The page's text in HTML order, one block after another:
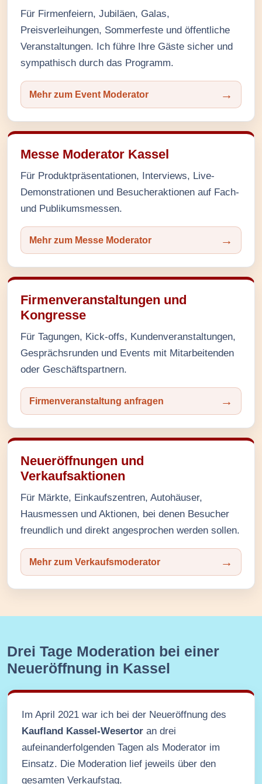
Für Firmenfeiern, Jubiläen, Galas,
Preisverleihungen, Sommerfeste und öffentliche
Veranstaltungen. Ich führe Ihre Gäste sicher und
sympathisch durch das Programm.
Mehr zum Event Moderator
Messe Moderator Kassel
Für Produktpräsentationen, Interviews, Live-
Demonstrationen und Besucheraktionen auf Fach-
und Publikumsmessen.
Mehr zum Messe Moderator
Firmenveranstaltungen und
Kongresse
Für Tagungen, Kick-offs, Kundenveranstaltungen,
Gesprächsrunden und Events mit Mitarbeitenden
oder Geschäftspartnern.
Firmenveranstaltung anfragen
Neueröffnungen und
Verkaufsaktionen
Für Märkte, Einkaufszentren, Autohäuser,
Hausmessen und Aktionen, bei denen Besucher
freundlich und direkt angesprochen werden sollen.
Mehr zum Verkaufsmoderator
Drei Tage Moderation bei einer
Neueröffnung in Kassel
Im April 2021 war ich bei der Neueröffnung des
Kaufland Kassel-Wesertor an drei
aufeinanderfolgenden Tagen als Moderator im
Einsatz. Die Moderation lief jeweils über den
gesamten Verkaufstag.